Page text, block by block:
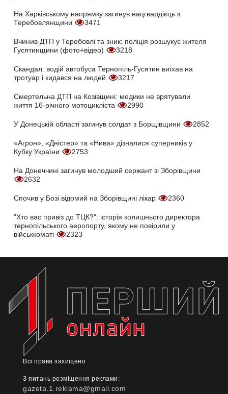
На Харківському напрямку загинув нацгвардієць з
Теребовлянщини
3471
Вчинив ДТП у Теребовлі та зник: поліція розшукує жителя
Гусятинщини (фото+відео)
3218
Скандал: водій автобуса Тернопіль-Гусятин виїхав на
тротуар і кидався на людей
3217
Смертельна ДТП на Козівщині: медики не врятували
життя 16-річного мотоцикліста
2990
У Донецькій області загинув солдат з Борщівщини 2852
«Агрон», «Дністер» та «Нива» дізналися суперників у
Кубку України
2753
На Донеччині загинув молодший сержант зі Зборівщини
2632
Спочив у Бозі відомий на Зборівщині лікар 2360
"Хто вас привіз до ТЦК?": історія колишнього директора
тернопільського аеропорту, якому не повірили у
військкоматі
2323
Всі права захищено
З питань розміщення реклами:
gazeta.1.reklama@gmail.com